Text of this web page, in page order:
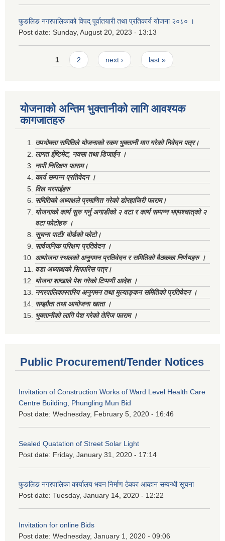
फुङलिङ नगरपालिकाको विपद् पूर्वातयारी तथा प्रतिकार्य योजना २०८० ।
Post date: Sunday, August 20, 2023 - 13:13
Pages1 2 next › last »
योजनाको अन्तिम भुक्तानीको लागि आवश्यक
कागजातहरु
उपभोक्ता समितिले योजनाको रकम भुक्तानी माग गरेको निवेदन पत्र।
लागत ईष्टिमेट, नक्सा तथा डिजाईन ।
नापी निरिक्षण फाराम।
कार्य सम्पन्न प्रतिवेदन ।
विल भरपाईहरु
समितिको अध्यक्षले प्रमाणित गरेको डोरहाजिरी फाराम।
योजनाको कार्य सुरु गर्नु अगाडीको २ वटा र कार्य सम्पन्न भएपश्चात्‌को २
वटा फोटोहरु ।
सूचना पाटी/ वोर्डको फोटो।
सार्वजनिक परिक्षण प्रतिवेदन ।
आयोजना स्थलको अनुगमन प्रतिवेदन र समितिको वैठकका निर्णयहरु ।
वडा अध्याक्षको सिफारिस पत्र।
योजना शाखाले पेश गरेको टिप्पणी आदेश ।
नगरपालिकास्तरिय अनुगमन तथा मुल्याङ्कन समितिको प्रतिवेदन ।
सम्झौता तथा आयोजना खाता ।
भुक्तानीको लागि पेश गरेको तेरिज फाराम ।
Public Procurement/Tender Notices
Invitation of Construction Works of Ward Level Health Care
Centre Building, Phungling Mun Bid
Post date: Wednesday, February 5, 2020 - 16:46
Sealed Quatation of Street Solar Light
Post date: Friday, January 31, 2020 - 17:14
फुङलिङ नगरपालिका कार्यालय भवन निर्माण ठेक्का आब्हान सम्वन्धी सूचना
Post date: Tuesday, January 14, 2020 - 12:22
Invitation for online Bids
Post date: Wednesday, January 1, 2020 - 09:06